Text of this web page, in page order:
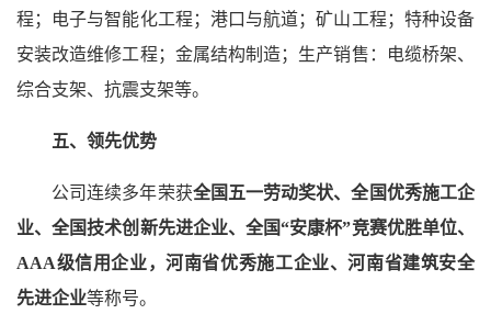
程；电子与智能化工程；港口与航道；矿山工程；特种设备
安装改造维修工程；金属结构制造；生产销售：电缆桥架、
综合支架、抗震支架等。
五、领先优势
公司连续多年荣获全国五一劳动奖状、全国优秀施工企
业、全国技术创新先进企业、全国“安康杯”竞赛优胜单位、
AAA级信用企业，河南省优秀施工企业、河南省建筑安全
先进企业等称号。